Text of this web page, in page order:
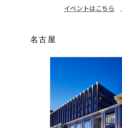
みなとみらい線「新
※新浦安駅前より専
出口から徒歩 2分
分
宮城交通・仙台市営
仙台駅前より乗車時
イベントはこちら
名古屋